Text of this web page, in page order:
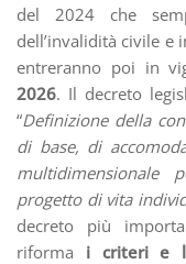
del 2024 che
dell’invalidità civile e
entreranno poi in
2026. Il decreto
“Definizione della
di base, di
multidimensionale
progetto di vita
decreto più
riforma i criteri e